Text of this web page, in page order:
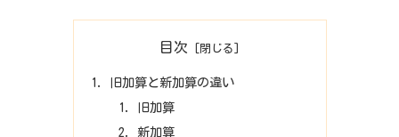
目次
旧加算と新加算の違い
旧加算
新加算